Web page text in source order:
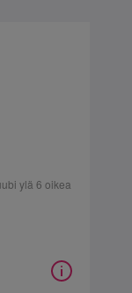
ylä 6 oikea